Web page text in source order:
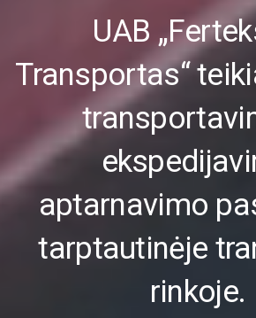
UAB
Transportas“
aptarnavimo
tarptautinėje
rinkoje.